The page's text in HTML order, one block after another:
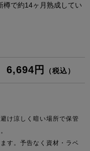
樽で約14ヶ月熟成してい
6,694円 （税込）
け涼しく暗い場所で保管
す。予告なく資材・ラベ